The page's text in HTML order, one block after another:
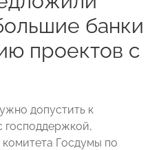
банки
проектов с
допустить к
господдержкой,
Госдумы по